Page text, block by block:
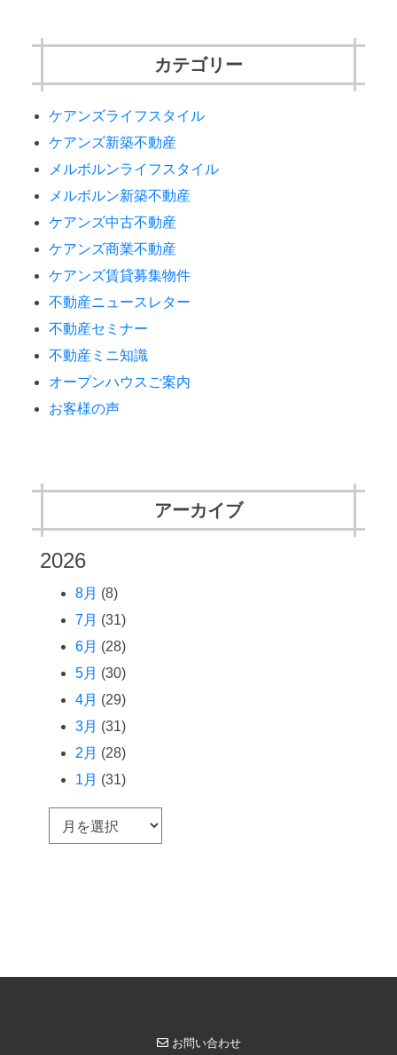
カテゴリー
ケアンズライフスタイル
ケアンズ新築不動産
メルボルンライフスタイル
メルボルン新築不動産
ケアンズ中古不動産
ケアンズ商業不動産
ケアンズ賃貸募集物件
不動産ニュースレター
不動産セミナー
不動産ミニ知識
オープンハウスご案内
お客様の声
アーカイブ
2026
8月 (8)
7月 (31)
6月 (28)
5月 (30)
4月 (29)
3月 (31)
2月 (28)
1月 (31)
ー
お問い合わせ